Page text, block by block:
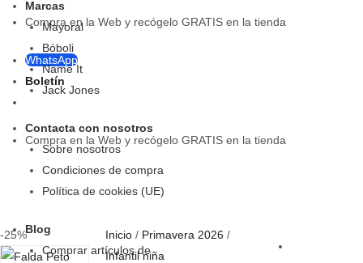
Compra en la Web y recógelo GRATIS en la tienda
WhatsApp
Boletín
Compra en la Web y recógelo GRATIS en la tienda
Marcas
Mayoral
Bóboli
Name It
Jack Jones
Contacta con nosotros
Sobre nosotros
Condiciones de compra
Política de cookies (UE)
Blog
Comprar artículos de
-25% Inicio / Primavera 2026 /
Infantil niña